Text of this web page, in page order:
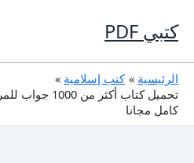
إلى
المحتوى
كتبي PDF
الرئيسية
كتب إسلامية
كامل مجانا